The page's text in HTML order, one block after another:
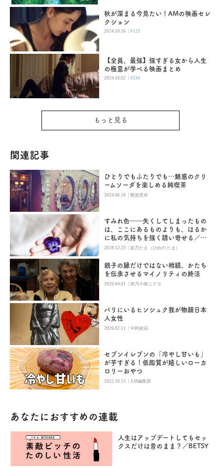
秋が深まる今見たい！AMの映画セレ
クション
2024.10.16 |#123
【全員、最強】強すぎる女から人生
の極意が学べる映画まとめ
2024.10.02 |#234
もっと見る
関連記事
ひとりでもふたりでも…魅惑のクリ
ームソーダを楽しめる純喫茶
2024.06.10 |難波里奈
すみれ色――失くしてしまったもの
は、ここにあるものよりも、はるか
に私の気持ちを強く誘い寄せる／姫
乃たま
2019.12.23 |姫乃たま（ひめの たま）
親子の縁だけではない相続、かたち
を伝承させるマイノリティの終活
2026.04.01 |肉乃小路ニクヨ
パリにいるヒンシュク我が物顔日本
人女性
2026.02.11 |中村綾花
セブンイレブンの「冷やし甘いも」
が芋すぎる！低脂質が嬉しいローカ
ロリーおやつ
2022.10.15 |AM編集部
あなたにおすすめの連載
人生はアップデートしてもセッ
クスだけは昔のまま？／BETSY